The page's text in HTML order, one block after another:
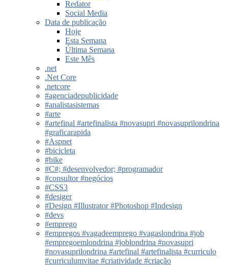
Redator
Social Media
Data de publicação
Hoje
Esta Semana
Última Semana
Este Mês
.net
.Net Core
.netcore
#agenciadepublicidade
#analistasistemas
#arte
#artefinal #artefinalista #novasupri #novasuprilondrina
#graficarapida
#Aspnet
#bicicleta
#bike
#C#; #desenvolvedor; #programador
#consultor #negócios
#CSS3
#desiger
#Design #Illustrator #Photoshop #Indesign
#devs
#emprego
#empregos #vagadeemprego #vagaslondrina #job
#empregoemlondrina #joblondrina #novasupri
#novasuprilondrina #artefinal #artefinalista #curriculo
#curriculumvitae #criatividade #criação